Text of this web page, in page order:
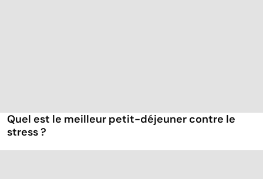
Quel est le meilleur petit-déjeuner contre le
stress ?